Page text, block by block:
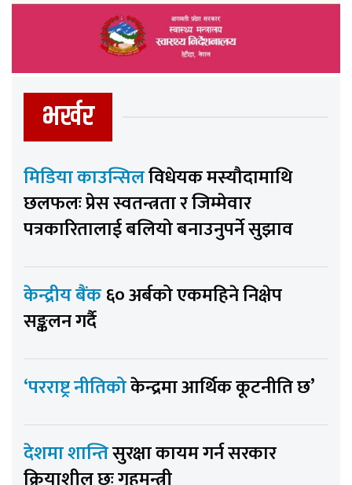
भर्खर
मिडिया काउन्सिलविधेयक मस्यौदामाथि
छलफलः प्रेस स्वतन्त्रता र जिम्मेवार
पत्रकारितालाई बलियो बनाउनुपर्ने सुझाव
केन्द्रीय बैंक६० अर्बको एकमहिने निक्षेप
सङ्कलन गर्दै
‘परराष्ट्र नीतिकोकेन्द्रमा आर्थिक कूटनीति छ’
देशमा शान्तिसुरक्षा कायम गर्न सरकार